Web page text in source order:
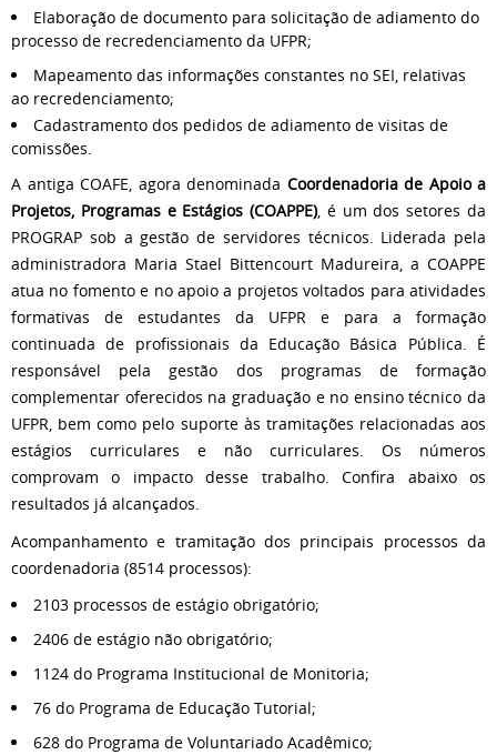
Elaboração de documento para solicitação de adiamento do
processo de recredenciamento da UFPR;
⁠Mapeamento das informações constantes no SEI, relativas
ao recredenciamento;
⁠Cadastramento dos pedidos de adiamento de visitas de
comissões.
A antiga COAFE, agora denominada Coordenadoria de Apoio a
Projetos, Programas e Estágios (COAPPE), é um dos setores da
PROGRAP sob a gestão de servidores técnicos. Liderada pela
administradora Maria Stael Bittencourt Madureira, a COAPPE
atua no fomento e no apoio a projetos voltados para atividades
formativas de estudantes da UFPR e para a formação
continuada de profissionais da Educação Básica Pública. É
responsável pela gestão dos programas de formação
complementar oferecidos na graduação e no ensino técnico da
UFPR, bem como pelo suporte às tramitações relacionadas aos
estágios curriculares e não curriculares. Os números
comprovam o impacto desse trabalho. Confira abaixo os
resultados já alcançados.
Acompanhamento e tramitação dos principais processos da
coordenadoria (8514 processos):
2103 processos de estágio obrigatório;
2406 de estágio não obrigatório;
1124 do Programa Institucional de Monitoria;
76 do Programa de Educação Tutorial;
628 do Programa de Voluntariado Acadêmico;